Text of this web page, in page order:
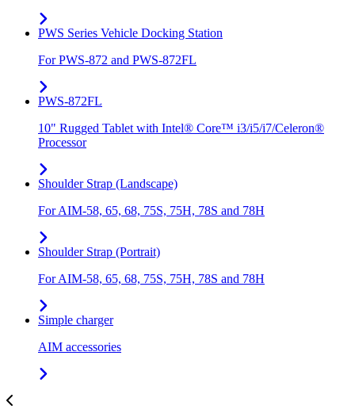
PWS Series Vehicle Docking Station
For PWS-872 and PWS-872FL
PWS-872FL
10" Rugged Tablet with Intel® Core™ i3/i5/i7/Celeron®
Processor
Shoulder Strap (Landscape)
For AIM-58, 65, 68, 75S, 75H, 78S and 78H
Shoulder Strap (Portrait)
For AIM-58, 65, 68, 75S, 75H, 78S and 78H
Simple charger
AIM accessories